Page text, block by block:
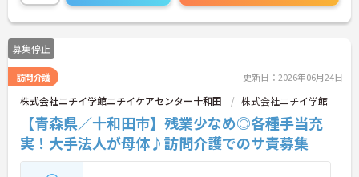
い！
募集停止
訪問介護 更新日：2026年06月24日
株式会社ニチイ学館ニチイケアセンター十和田 株式会社ニチイ学館
【青森県／十和田市】残業少なめ◎各種手当充
実！大手法人が母体♪訪問介護でのサ責募集